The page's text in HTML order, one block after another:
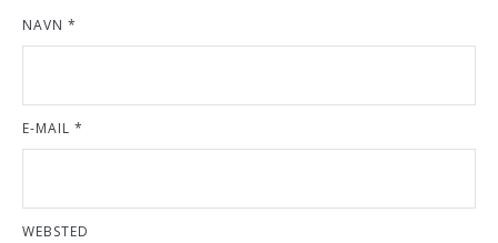
NAVN *
E-MAIL *
WEBSTED